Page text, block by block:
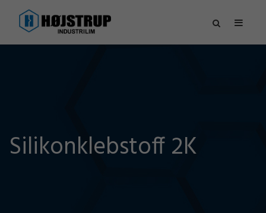
Silikonklebstoff 2K